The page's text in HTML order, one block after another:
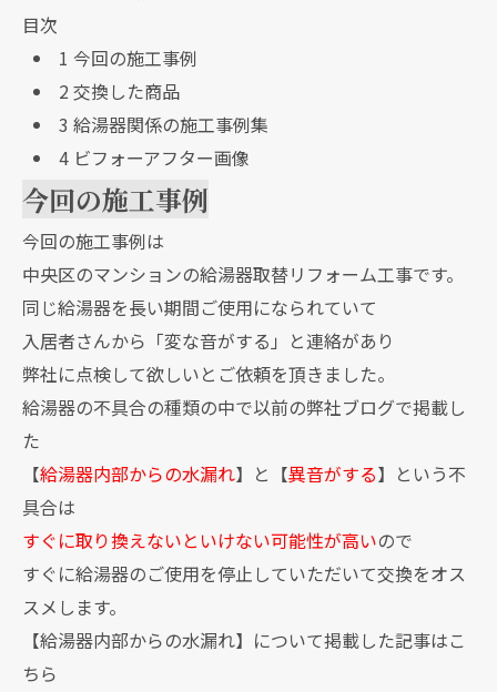
目次
1 今回の施工事例
2交換した商品
3 給湯器関係の施工事例集
4ビフォーアフター画像
今回の施工事例
今回の施工事例は
中央区のマンションの給湯器取替リフォーム工事です。
同じ給湯器を長い期間ご使用になられていて
入居者さんから「変な音がする」と連絡があり
弊社に点検して欲しいとご依頼を頂きました。
給湯器の不具合の種類の中で以前の弊社ブログで掲載し
た
【給湯器内部からの水漏れ】と【異音がする】という不
具合は
すぐに取り換えないといけない可能性が高いので
すぐに給湯器のご使用を停止していただいて交換をオス
スメします。
【給湯器内部からの水漏れ】について掲載した記事はこ
ちら